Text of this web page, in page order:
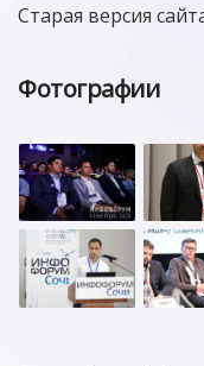
Старая версия
Фотографии